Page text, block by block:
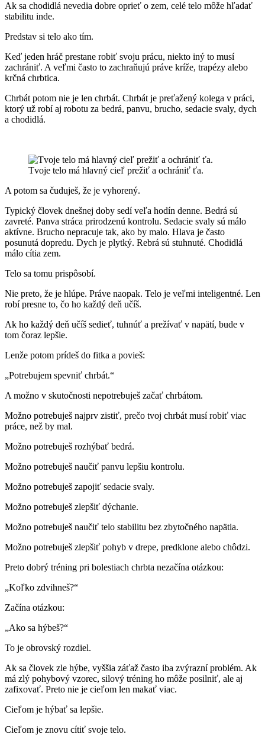
Ak sa chodidlá nevedia dobre oprieť o zem, celé telo môže hľadať
stabilitu inde.
Predstav si telo ako tím.
Keď jeden hráč prestane robiť svoju prácu, niekto iný to musí
zachrániť. A veľmi často to zachraňujú práve kríže, trapézy alebo
krčná chrbtica.
Chrbát potom nie je len chrbát. Chrbát je preťažený kolega v práci,
ktorý už robí aj robotu za bedrá, panvu, brucho, sedacie svaly, dych
a chodidlá.
Tvoje telo má hlavný cieľ prežiť a ochrániť ťa.
A potom sa čuduješ, že je vyhorený.
Typický človek dnešnej doby sedí veľa hodín denne. Bedrá sú
zavreté. Panva stráca prirodzenú kontrolu. Sedacie svaly sú málo
aktívne. Brucho nepracuje tak, ako by malo. Hlava je často
posunutá dopredu. Dych je plytký. Rebrá sú stuhnuté. Chodidlá
málo cítia zem.
Telo sa tomu prispôsobí.
Nie preto, že je hlúpe. Práve naopak. Telo je veľmi inteligentné. Len
robí presne to, čo ho každý deň učíš.
Ak ho každý deň učíš sedieť, tuhnúť a prežívať v napätí, bude v
tom čoraz lepšie.
Lenže potom prídeš do fitka a povieš:
„Potrebujem spevniť chrbát.“
A možno v skutočnosti nepotrebuješ začať chrbátom.
Možno potrebuješ najprv zistiť, prečo tvoj chrbát musí robiť viac
práce, než by mal.
Možno potrebuješ rozhýbať bedrá.
Možno potrebuješ naučiť panvu lepšiu kontrolu.
Možno potrebuješ zapojiť sedacie svaly.
Možno potrebuješ zlepšiť dýchanie.
Možno potrebuješ naučiť telo stabilitu bez zbytočného napätia.
Možno potrebuješ zlepšiť pohyb v drepe, predklone alebo chôdzi.
Preto dobrý tréning pri bolestiach chrbta nezačína otázkou:
„Koľko zdvihneš?“
Začína otázkou:
„Ako sa hýbeš?“
To je obrovský rozdiel.
Ak sa človek zle hýbe, vyššia záťaž často iba zvýrazní problém. Ak
má zlý pohybový vzorec, silový tréning ho môže posilniť, ale aj
zafixovať. Preto nie je cieľom len makať viac.
Cieľom je hýbať sa lepšie.
Cieľom je znovu cítiť svoje telo.